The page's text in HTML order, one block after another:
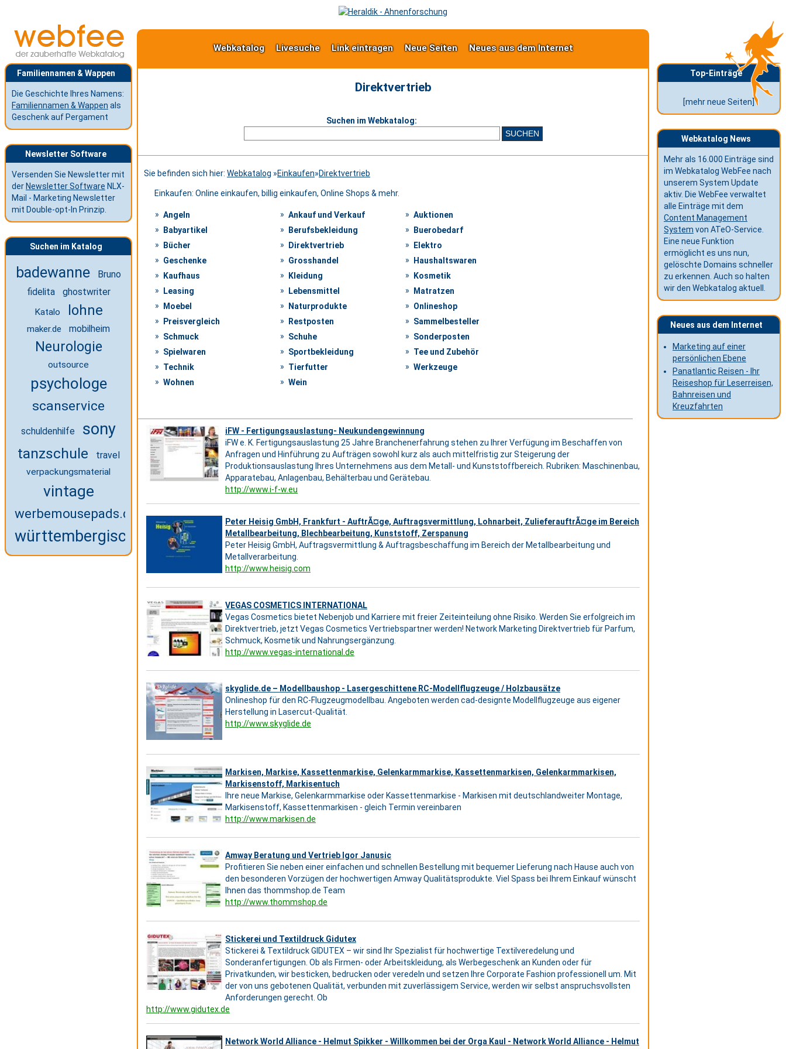
Familiennamen & Wappen
Die Geschichte Ihres Namens:
Familiennamen & Wappen als
Geschenk auf Pergament
Newsletter Software
Versenden Sie Newsletter mit
der Newsletter Software NLX-
Mail - Marketing Newsletter
mit Double-opt-In Prinzip.
Suchen im Katalog
badewanne
Bruno
fidelita
ghostwriter
Katalo lohne
maker.de mobilheim
Neurologie
outsource
psychologe
scanservice
schuldenhilfe sony
tanzschule travel
verpackungsmaterial
vintage
werbemousepads.de
württembergische
Webkatalog Livesuche Link eintragen Neue Seiten Neues aus dem Internet
Direktvertrieb
Suchen im Webkatalog:
Sie befinden sich hier: Webkatalog »Einkaufen»Direktvertrieb
Einkaufen: Online einkaufen, billig einkaufen, Online Shops & mehr.
Angeln Ankauf und Verkauf
Auktionen
Babyartikel
Berufsbekleidung
Buerobedarf
Bücher
Direktvertrieb
Elektro
Geschenke
Grosshandel
Haushaltswaren
Kaufhaus
Kleidung
Kosmetik
Leasing
Lebensmittel
Matratzen
Moebel
Naturprodukte
Onlineshop
Preisvergleich
Restposten
Sammelbesteller
Schmuck
Schuhe
Sonderposten
Spielwaren
Sportbekleidung
Tee und Zubehör
Technik
Tierfutter
Werkzeuge
Wohnen
Wein
iFW - Fertigungsauslastung- Neukundengewinnung
iFW e. K. Fertigungsauslastung 25 Jahre Branchenerfahrung stehen zu Ihrer Verfügung im Beschaffen von
Anfragen und Hinführung zu Aufträgen sowohl kurz als auch mittelfristig zur Steigerung der
Produktionsauslastung Ihres Unternehmens aus dem Metall- und Kunststoffbereich. Rubriken: Maschinenbau,
Apparatebau, Anlagenbau, Behälterbau und Gerätebau.
http://www.i-f-w.eu
Peter Heisig GmbH, Frankfurt - AuftrÃ¤ge, Auftragsvermittlung, Lohnarbeit, ZulieferauftrÃ¤ge im Bereich
Metallbearbeitung, Blechbearbeitung, Kunststoff, Zerspanung
Peter Heisig GmbH, Auftragsvermittlung & Auftragsbeschaffung im Bereich der Metallbearbeitung und
Metallverarbeitung.
http://www.heisig.com
VEGAS COSMETICS INTERNATIONAL
Vegas Cosmetics bietet Nebenjob und Karriere mit freier Zeiteinteilung ohne Risiko. Werden Sie erfolgreich im
Direktvertrieb, jetzt Vegas Cosmetics Vertriebspartner werden! Network Marketing Direktvertrieb für Parfum,
Schmuck, Kosmetik und Nahrungsergänzung.
http://www.vegas-international.de
skyglide.de – Modellbaushop - Lasergeschittene RC-Modellflugzeuge / Holzbausätze
Onlineshop für den RC-Flugzeugmodellbau. Angeboten werden cad-designte Modellflugzeuge aus eigener
Herstellung in Lasercut-Qualität.
http://www.skyglide.de
Markisen, Markise, Kassettenmarkise, Gelenkarmmarkise, Kassettenmarkisen, Gelenkarmmarkisen,
Markisenstoff, Markisentuch
Ihre neue Markise, Gelenkarmmarkise oder Kassettenmarkise - Markisen mit deutschlandweiter Montage,
Markisenstoff, Kassettenmarkisen - gleich Termin vereinbaren
http://www.markisen.de
Amway Beratung und Vertrieb Igor Janusic
Profitieren Sie neben einer einfachen und schnellen Bestellung mit bequemer Lieferung nach Hause auch von
den besonderen Vorzügen der hochwertigen Amway Qualitätsprodukte. Viel Spass bei Ihrem Einkauf wünscht
Ihnen das thommshop.de Team
http://www.thommshop.de
Stickerei und Textildruck Gidutex
Stickerei & Textildruck GIDUTEX – wir sind Ihr Spezialist für hochwertige Textilveredelung und
Sonderanfertigungen. Ob als Firmen- oder Arbeitskleidung, als Werbegeschenk an Kunden oder für
Privatkunden, wir besticken, bedrucken oder veredeln und setzen Ihre Corporate Fashion professionell um. Mit
der von uns gebotenen Qualität, verbunden mit zuverlässigem Service, werden wir selbst anspruchsvollsten
Anforderungen gerecht. Ob
http://www.gidutex.de
Network World Alliance - Helmut Spikker - Willkommen bei der Orga Kaul - Network World Alliance - Helmut
Top-Einträge
[mehr neue Seiten]
Webkatalog News
Mehr als 16.000 Einträge sind
im Webkatalog WebFee nach
unserem System Update
aktiv. Die WebFee verwaltet
alle Einträge mit dem
Content Management
System von ATeO-Service.
Eine neue Funktion
ermöglicht es uns nun,
gelöschte Domains schneller
zu erkennen. Auch so halten
wir den Webkatalog aktuell.
Neues aus dem Internet
Marketing auf einer
persönlichen Ebene
Panatlantic Reisen - Ihr
Reiseshop für Leserreisen,
Bahnreisen und
Kreuzfahrten